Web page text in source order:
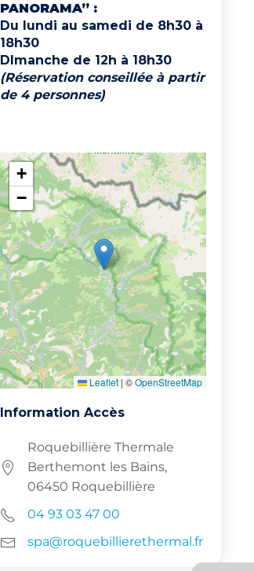
PANORAMA” :
Du lundi au samedi de 8h30 à
18h30
DImanche de 12h à 18h30
(Réservation conseillée à partir
de 4 personnes)
+
−
Leaflet | ©OpenStreetMap
Information Accès
Roquebillière Thermale
Berthemont les Bains,
06450 Roquebillière
04 93 03 47 00
spa@roquebillierethermal.fr